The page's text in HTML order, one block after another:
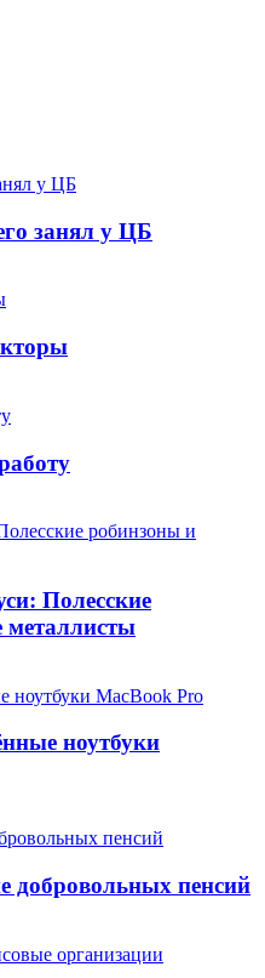
занял у ЦБ
Полесские
металлисты
ноутбуки
добровольных пенсий